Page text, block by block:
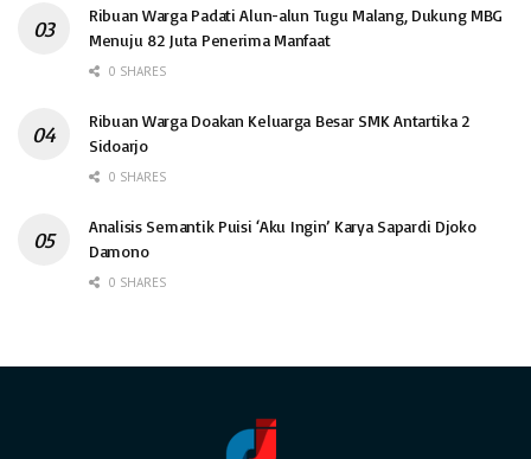
Ribuan Warga Padati Alun-alun Tugu Malang, Dukung MBG
Menuju 82 Juta Penerima Manfaat
0 SHARES
Ribuan Warga Doakan Keluarga Besar SMK Antartika 2
Sidoarjo
0 SHARES
Analisis Semantik Puisi ‘Aku Ingin’ Karya Sapardi Djoko
Damono
0 SHARES